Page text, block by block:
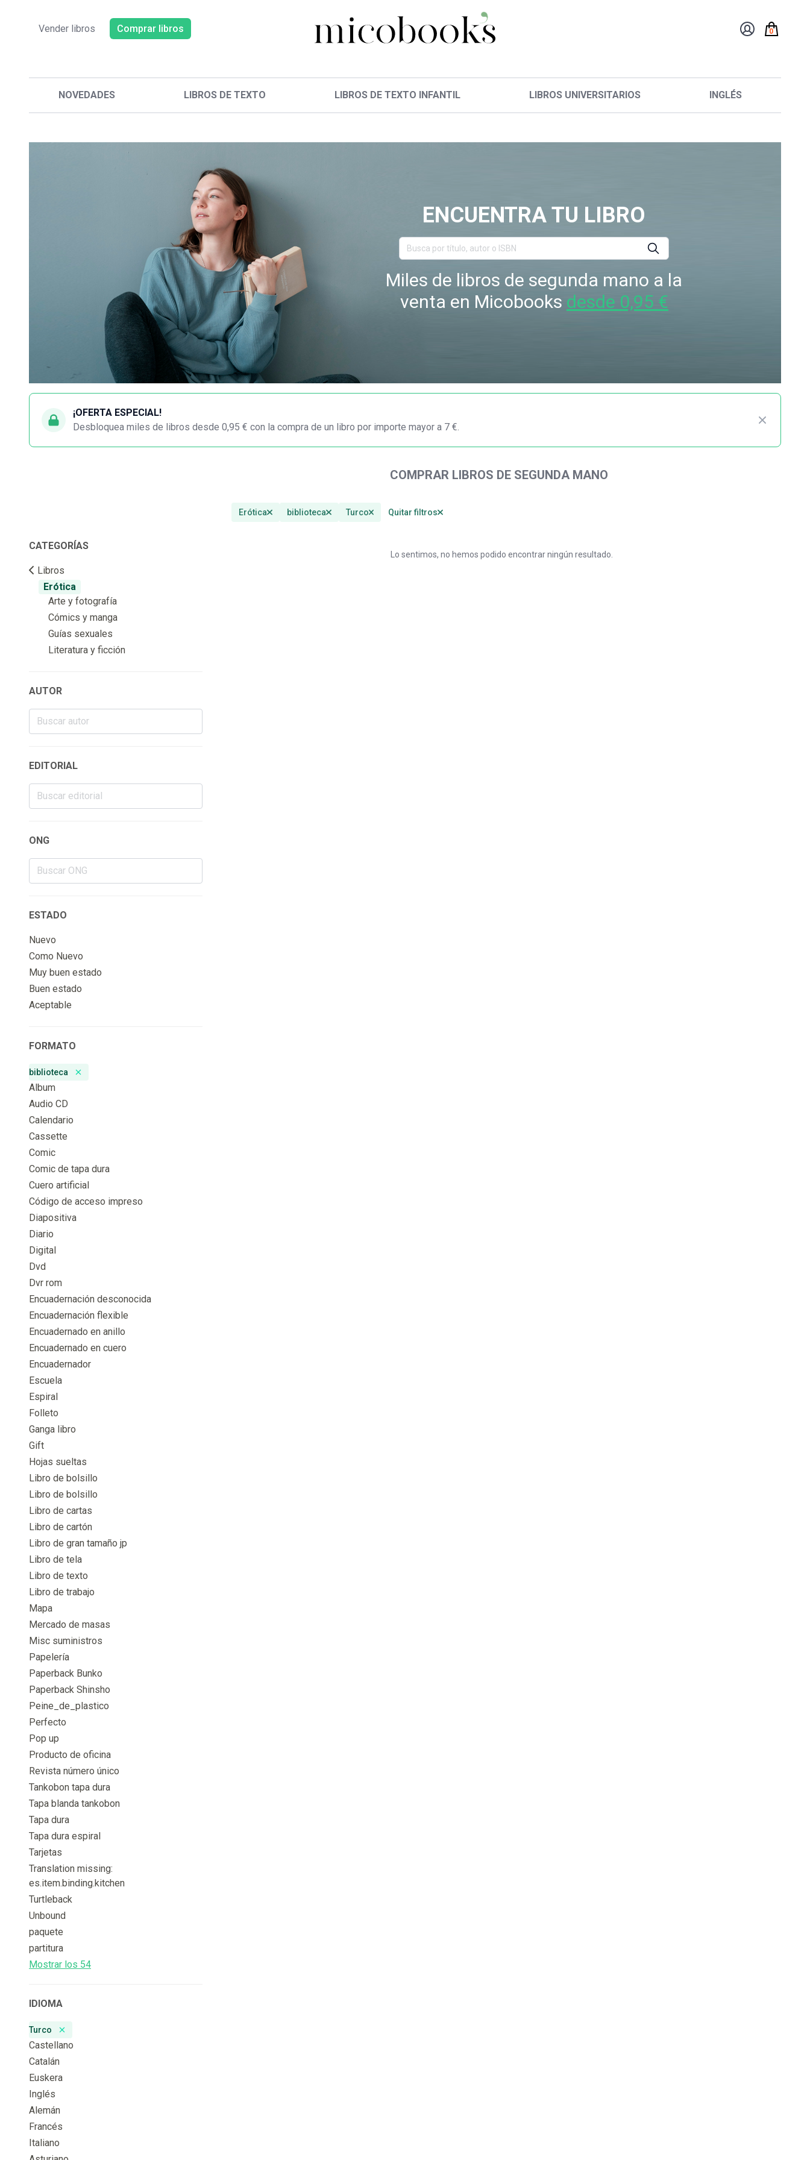
Vender libros Comprar libros 0
NOVEDADES LIBROS DE TEXTO LIBROS DE TEXTO INFANTIL LIBROS UNIVERSITARIOS INGLÉS
ENCUENTRA TU LIBRO
Miles de libros de segunda mano a la
venta en Micobooks desde 0,95 €
¡OFERTA ESPECIAL!
Desbloquea miles de libros desde 0,95 € con la compra de un libro por importe mayor a 7 €.
COMPRAR LIBROS DE SEGUNDA MANO
Erótica biblioteca Turco Quitar filtros
CATEGORÍAS
Libros
Erótica
Arte y fotografía
Cómics y manga
Guías sexuales
Literatura y ficción
AUTOR
EDITORIAL
ONG
ESTADO
Nuevo
Como Nuevo
Muy buen estado
Buen estado
Aceptable
FORMATO
biblioteca
Remove badge
Album
Audio CD
Calendario
Cassette
Comic
Comic de tapa dura
Cuero artificial
Código de acceso impreso
Diapositiva
Diario
Digital
Dvd
Dvr rom
Encuadernación desconocida
Encuadernación flexible
Encuadernado en anillo
Encuadernado en cuero
Encuadernador
Escuela
Espiral
Folleto
Ganga libro
Gift
Hojas sueltas
Libro de bolsillo
Libro de bolsillo
Libro de cartas
Libro de cartón
Libro de gran tamaño jp
Libro de tela
Libro de texto
Libro de trabajo
Mapa
Mercado de masas
Misc suministros
Papelería
Paperback Bunko
Paperback Shinsho
Peine_de_plastico
Perfecto
Pop up
Producto de oficina
Revista número único
Tankobon tapa dura
Tapa blanda tankobon
Tapa dura
Tapa dura espiral
Tarjetas
Translation missing:
es.item.binding.kitchen
Turtleback
Unbound
paquete
partitura
Mostrar los 54
IDIOMA
Turco
Remove badge
Castellano
Catalán
Euskera
Inglés
Alemán
Francés
Italiano
Lo sentimos, no hemos podido encontrar ningún resultado.